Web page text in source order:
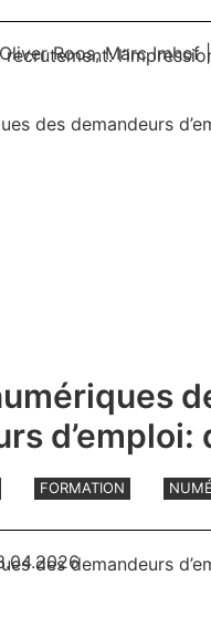
Oliver Roos,Marc Imhof|
d’emploi:
FORMATION